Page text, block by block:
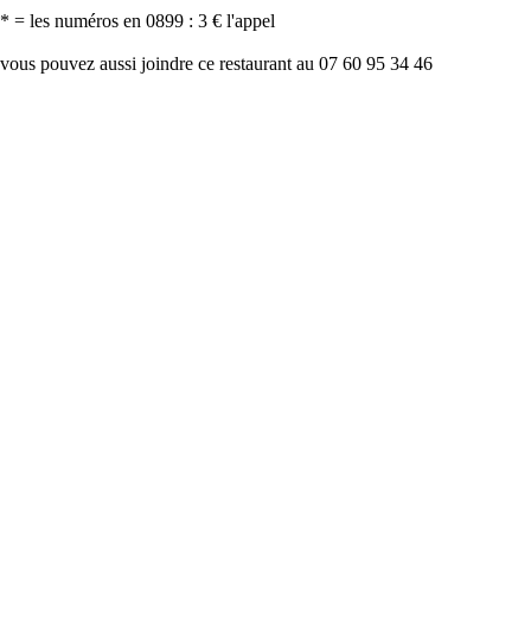
* = les numéros en 0899 : 3 € l'appel
vous pouvez aussi joindre ce restaurant au 07 60 95 34 46